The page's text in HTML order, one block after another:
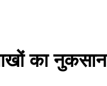
का नुकसान